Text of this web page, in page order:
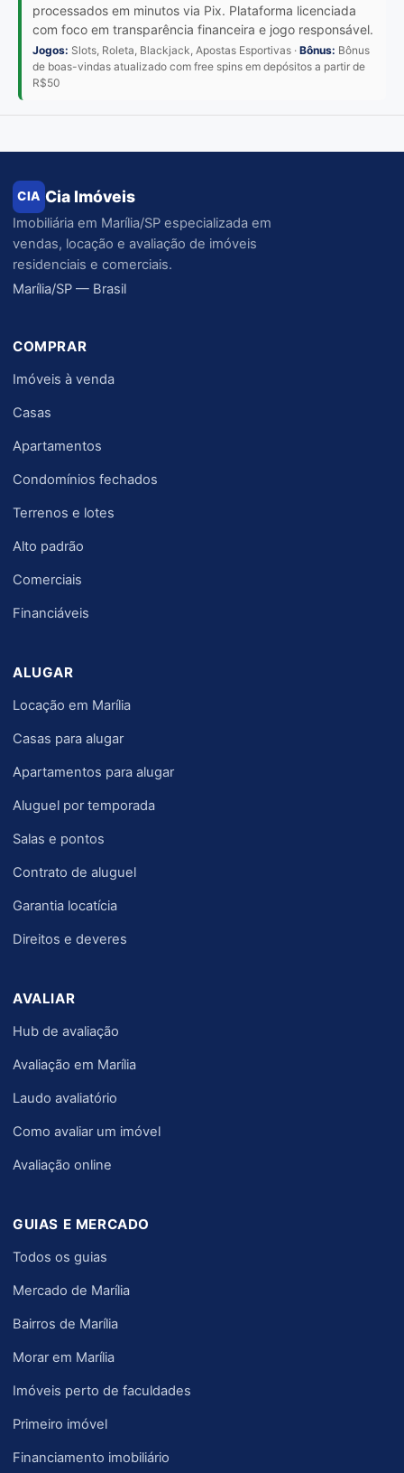
processados em minutos via Pix. Plataforma licenciada
com foco em transparência financeira e jogo responsável.
Jogos: Slots, Roleta, Blackjack, Apostas Esportivas · Bônus: Bônus
de boas-vindas atualizado com free spins em depósitos a partir de
R$50
CIA Cia Imóveis
Imobiliária em Marília/SP especializada em
vendas, locação e avaliação de imóveis
residenciais e comerciais.
Marília/SP — Brasil
COMPRAR
Imóveis à venda
Casas
Apartamentos
Condomínios fechados
Terrenos e lotes
Alto padrão
Comerciais
Financiáveis
ALUGAR
Locação em Marília
Casas para alugar
Apartamentos para alugar
Aluguel por temporada
Salas e pontos
Contrato de aluguel
Garantia locatícia
Direitos e deveres
AVALIAR
Hub de avaliação
Avaliação em Marília
Laudo avaliatório
Como avaliar um imóvel
Avaliação online
GUIAS E MERCADO
Todos os guias
Mercado de Marília
Bairros de Marília
Morar em Marília
Imóveis perto de faculdades
Primeiro imóvel
Financiamento imobiliário